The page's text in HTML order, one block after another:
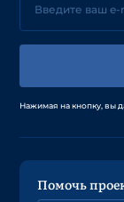
Нажимая на кнопку, вы
Помочь